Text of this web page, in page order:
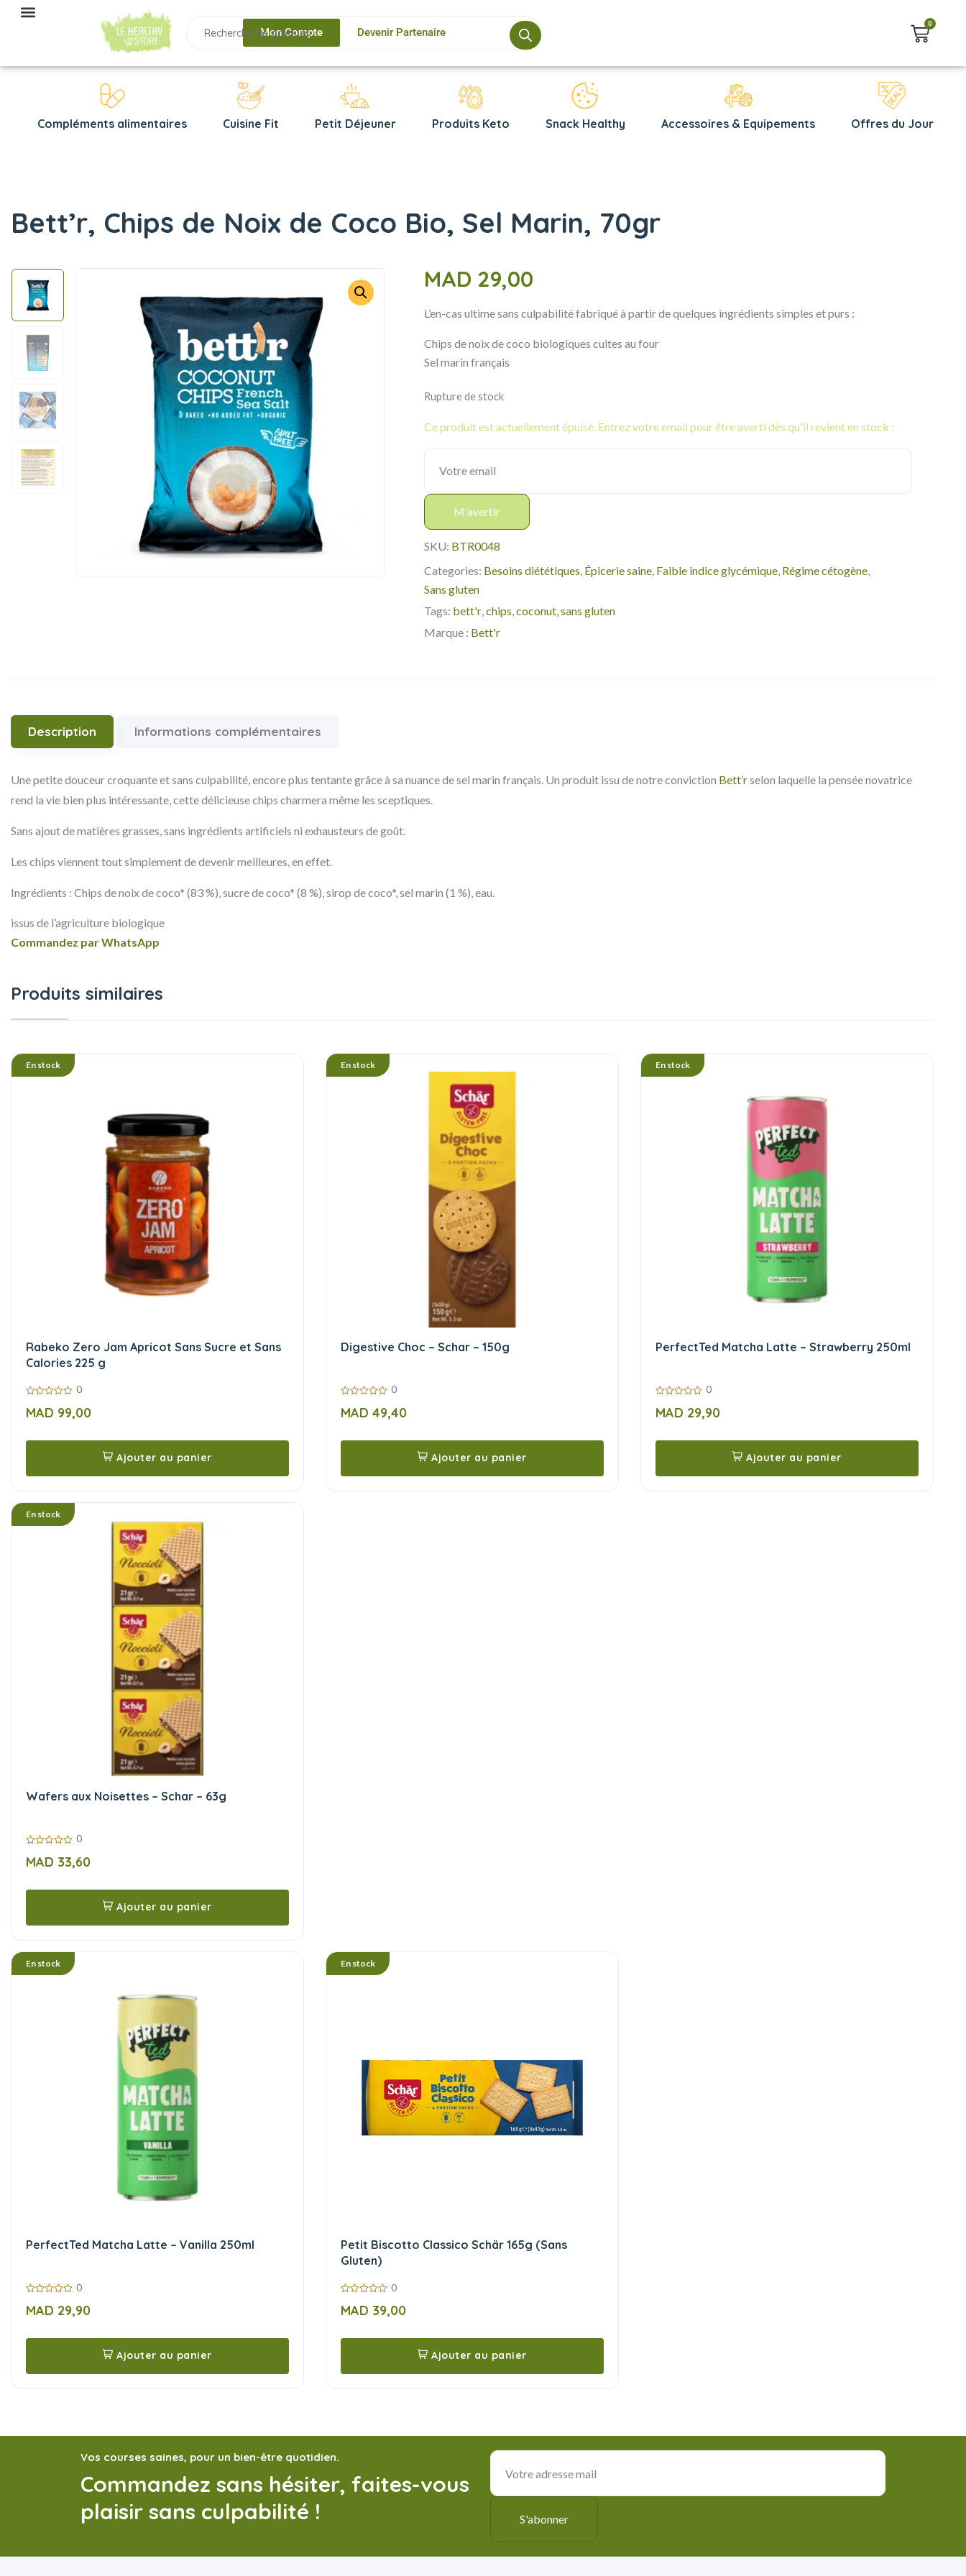
Mon Compte Devenir Partenaire
0
Compléments alimentaires Cuisine Fit Petit Déjeuner Produits Keto Snack Healthy Accessoires & Equipements Offres du Jour
Bett’r, Chips de Noix de Coco Bio, Sel Marin, 70gr
MAD 29,00
L’en-cas ultime sans culpabilité fabriqué à partir de quelques ingrédients simples et purs :
Chips de noix de coco biologiques cuites au four
Sel marin français
Rupture de stock
Ce produit est actuellement épuisé. Entrez votre email pour être averti dès qu'il revient en stock :
M'avertir
SKU: BTR0048
Categories: Besoins diététiques Épicerie saine Faible indice glycémique Régime cétogène
Sans gluten
Tags: bett'r chips coconut sans gluten
Marque : Bett'r
Description Informations complémentaires
Une petite douceur croquante et sans culpabilité, encore plus tentante grâce à sa nuance de sel marin français. Un produit issu de notre conviction Bett’rselon laquelle la pensée novatrice
rend la vie bien plus intéressante, cette délicieuse chips charmera même les sceptiques.
Sans ajout de matières grasses, sans ingrédients artificiels ni exhausteurs de goût.
Les chips viennent tout simplement de devenir meilleures, en effet.
Ingrédients : Chips de noix de coco* (83 %), sucre de coco* (8 %), sirop de coco*, sel marin (1 %), eau.
issus de l’agriculture biologique
Commandez par WhatsApp
Produits similaires
En stock
Rabeko Zero Jam Apricot Sans Sucre et Sans
Calories 225 g
sur
5
0
MAD 99,00
Ajouter au panier
En stock
Digestive Choc – Schar – 150g
sur
5
0
MAD 49,40
Ajouter au panier
En stock
PerfectTed Matcha Latte – Strawberry 250ml
sur
5
0
MAD 29,90
Ajouter au panier
En stock
Wafers aux Noisettes – Schar – 63g
sur
5
0
MAD 33,60
Ajouter au panier
En stock
PerfectTed Matcha Latte – Vanilla 250ml
sur
0
MAD 29,90
Ajouter au panier
En stock
Petit Biscotto Classico Schär 165g (Sans
Gluten)
sur
0
MAD 39,00
Ajouter au panier
Vos courses saines, pour un bien-être quotidien.
Commandez sans hésiter, faites-vous
plaisir sans culpabilité !